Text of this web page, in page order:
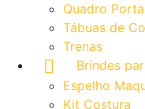
Quadro
Tábuas de
Trenas
Brindes
Espelho
Kit Costura